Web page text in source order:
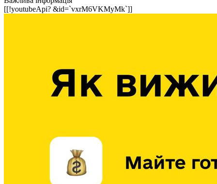
Кадрові зміни
Працевлаштування
Коронавірус
Брифінги
Корисні інформаційні матеріали від Т. Ломакіної
Офіційна інформація
Громадські ради УТОГ ⩺
Всеукраїнська Рада голів обласних
організацій УТОГ
Всеукраїнська Рада ветеранів УТОГ
Всеукраїнська Рада перекладачів жестової
[[!youtubeApi? &id=`vxrM6VKMyMk`]]